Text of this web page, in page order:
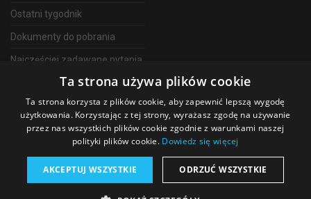
Ostatni tygodnik
Dokumenty do pobrania
Najczęściej zadawane pytania
Telewizja Światłowodowa
2026 SGT Operator telewizji JAMBOX
Ta strona używa plików cookie
Ta strona korzysta z plików cookie, aby zapewnić lepszą wygodę
użytkowania. Korzystając z tej strony, wyrażasz zgodę na używanie
przez nas wszystkich plików cookie zgodnie z warunkami naszej
polityki plików cookie. Dowiedz się więcej
AKCEPTUJ WSZYSTKIE ODRZUĆ WSZYSTKIE